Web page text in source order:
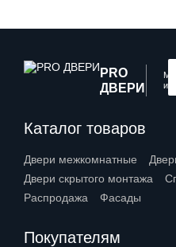
PRO
ДВЕРИ
и
Каталог товаров
Двери межкомнатные
Двери скрытого монтажа
Распродажа
Фасады
Покупателям